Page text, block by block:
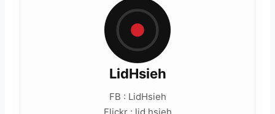
LidHsieh
FB : LidHsieh
Flickr : lid hsieh